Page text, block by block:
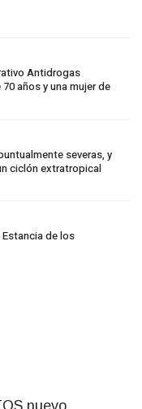
Antidrogas
años y una mujer de
severas, y
ciclón extratropical
de los